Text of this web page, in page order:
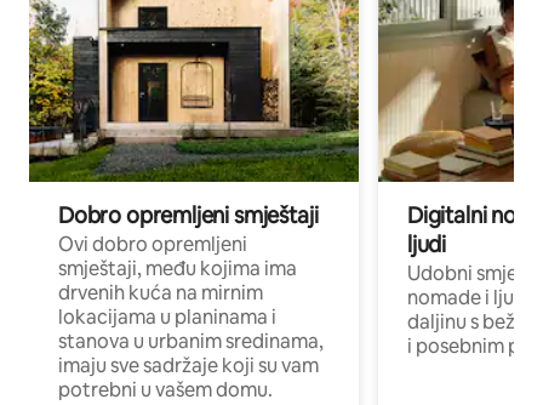
Dobro opremljeni smještaji
Ovi dobro opremljeni
smještaji, među kojima ima
drvenih kuća na mirnim
lokacijama u planinama i
stanova u urbanim sredinama,
imaju sve sadržaje koji su vam
potrebni u vašem domu.
Digitalni
ljudi
Udobni
nomade i ljude
daljinu s
i posebnim